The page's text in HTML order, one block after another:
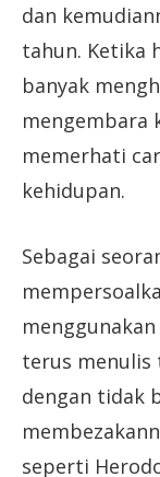
dan
tahun. Ketika
banyak
mengembara
memerhati
kehidupan.
Sebagai
terus menulis
dengan tidak
seperti